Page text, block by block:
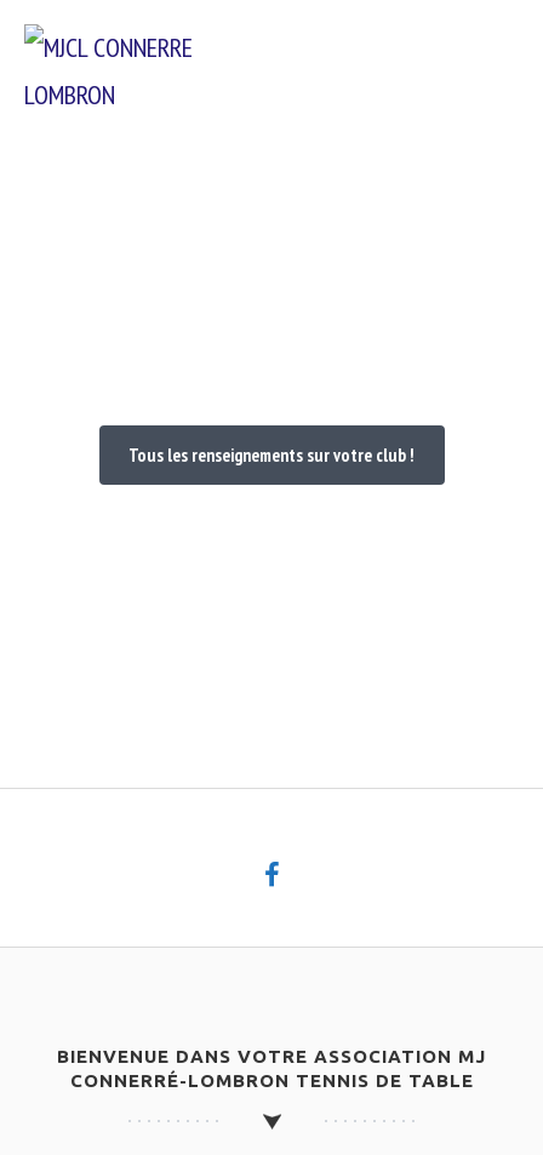
Passer
Tous les renseignements sur votre club !
BIENVENUE DANS VOTRE ASSOCIATION MJ
CONNERRÉ-LOMBRON TENNIS DE TABLE